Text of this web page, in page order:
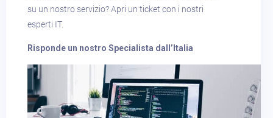
su un nostro servizio? Apri un ticket con i nostri
esperti IT.
Risponde un nostro Specialista dall’Italia